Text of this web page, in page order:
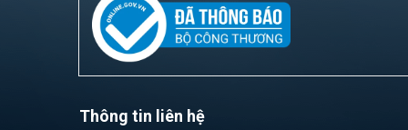
Thông tin liên hệ